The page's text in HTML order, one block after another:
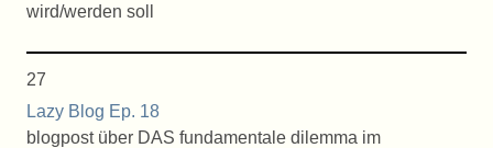
wird/werden soll
27
Lazy Blog Ep. 18
blogpost über DAS fundamentale dilemma im